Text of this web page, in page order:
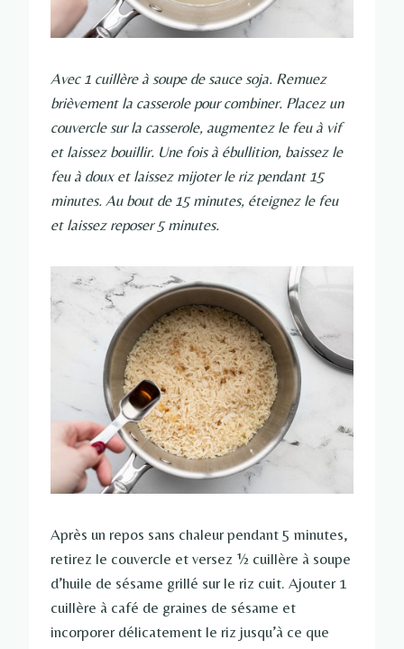
Avec 1 cuillère à soupe de sauce soja. Remuez
brièvement la casserole pour combiner. Placez un
couvercle sur la casserole, augmentez le feu à vif
et laissez bouillir. Une fois à ébullition, baissez le
feu à doux et laissez mijoter le riz pendant 15
minutes. Au bout de 15 minutes, éteignez le feu
et laissez reposer 5 minutes.
Après un repos sans chaleur pendant 5 minutes,
retirez le couvercle et versez ½ cuillère à soupe
d’huile de sésame grillé sur le riz cuit. Ajouter 1
cuillère à café de graines de sésame et
incorporer délicatement le riz jusqu’à ce que